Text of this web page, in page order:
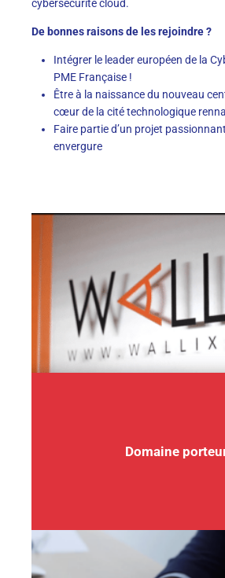
cybersécurité cloud.
De bonnes raisons de les rejoindre ?
Intégrer le leader européen de la
PME Française !
Être à la naissance du nouveau
cœur de la cité technologique
Faire partie d’un projet
envergure
Domaine